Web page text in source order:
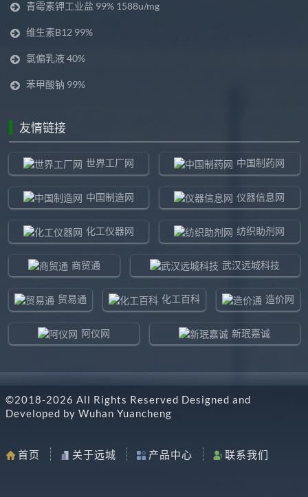
青霉素钾工业盐 99% 1588u/mg
维生素B12 99%
氯偏乳液 40%
苯甲酸钠 99%
友情链接
世界工厂网 中国制药网
中国制造网 仪器信息网
化工仪器网 纺织助剂网
商贸通 武汉远城科技
贸易通 化工百科 造价网
阿仪网 新珉嘉诚
东北制造网 药智通
©2018-2026 All Rights Reserved Designed and
Developed by Wuhan Yuancheng
首页 关于远城 产品中心 联系我们